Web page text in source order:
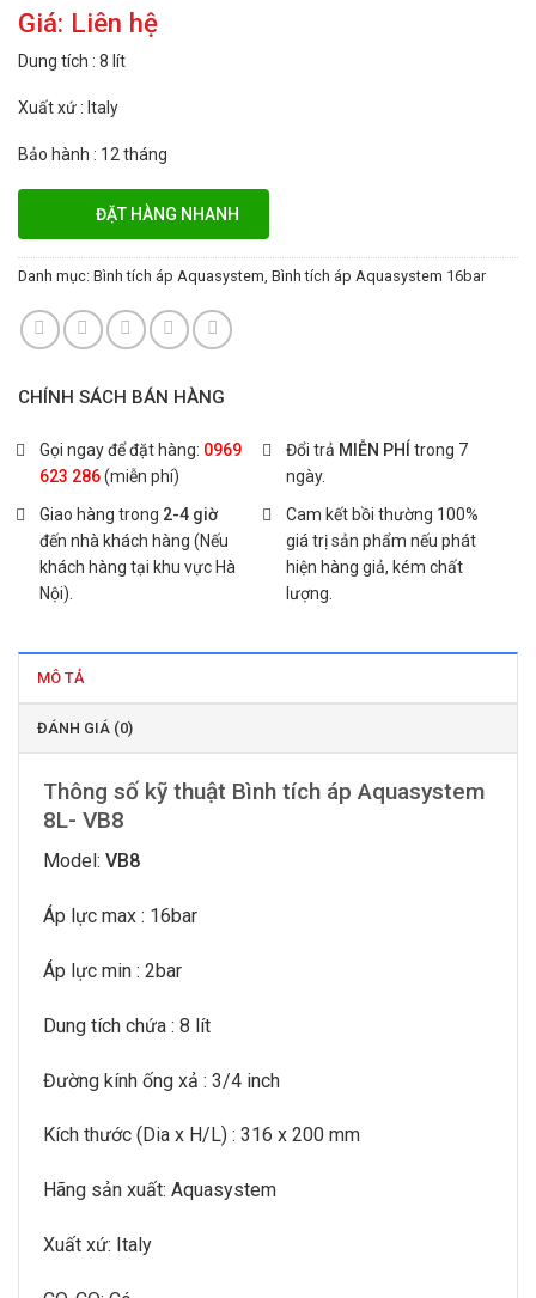
Giá: Liên hệ
Dung tích : 8 lít
Xuất xứ : Italy
Bảo hành : 12 tháng
ĐẶT HÀNG NHANH
Danh mục: Bình tích áp Aquasystem, Bình tích áp Aquasystem 16bar
CHÍNH SÁCH BÁN HÀNG
Gọi ngay để đặt hàng: 0969
623 286(miễn phí)
Đổi trả MIỄN PHÍ trong 7
ngày.
Giao hàng trong 2-4 giờ
đến nhà khách hàng (Nếu
khách hàng tại khu vực Hà
Nội).
Cam kết bồi thường 100%
giá trị sản phẩm nếu phát
hiện hàng giả, kém chất
lượng.
MÔ TẢ
ĐÁNH GIÁ (0)
Thông số kỹ thuật Bình tích áp Aquasystem
8L- VB8
Model: VB8
Áp lực max : 16bar
Áp lực min : 2bar
Dung tích chứa : 8 lít
Đường kính ống xả : 3/4 inch
Kích thước (Dia x H/L) : 316 x 200 mm
Hãng sản xuất: Aquasystem
Xuất xứ: Italy